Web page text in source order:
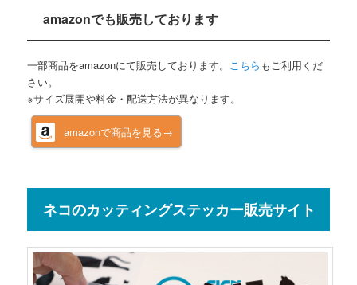
amazonでも販売しております
一部商品をamazonにて販売しております。 こちら もご利用くだ
さい。
※サイズ展開や料金・配送方法が異なります。
amazonで商品を見る→
ネコのカッティングステッカー販売サイト